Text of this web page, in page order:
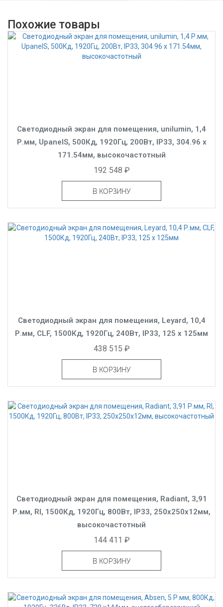
Похожие товары
Светодиодный экран для помещения, unilumin, 1,4
Р.мм, UpanelS, 500Кд, 1920Гц, 200Вт, IP33, 304.96 x
171.54мм, высокочастотный
192 548 ₽
В КОРЗИНУ
Светодиодный экран для помещения, Leyard, 10,4
Р.мм, CLF, 1500Кд, 1920Гц, 240Вт, IP33, 125 x 125мм
438 515 ₽
В КОРЗИНУ
Светодиодный экран для помещения, Radiant, 3,91
Р.мм, RI, 1500Кд, 1920Гц, 800Вт, IP33, 250x250x12мм,
высокочастотный
144 411 ₽
В КОРЗИНУ